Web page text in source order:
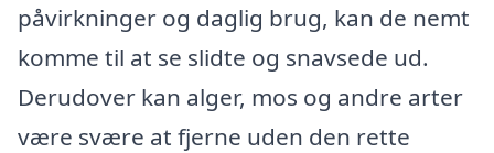
påvirkninger og daglig brug, kan de nemt
komme til at se slidte og snavsede ud.
Derudover kan alger, mos og andre arter
være svære at fjerne uden den rette